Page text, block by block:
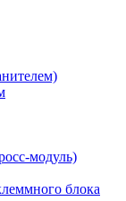
модуль)
блока